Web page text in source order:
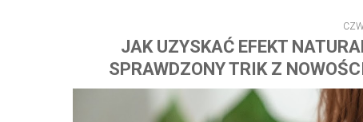
JAK UZYSKAĆ EFEKT
SPRAWDZONY TRIK Z